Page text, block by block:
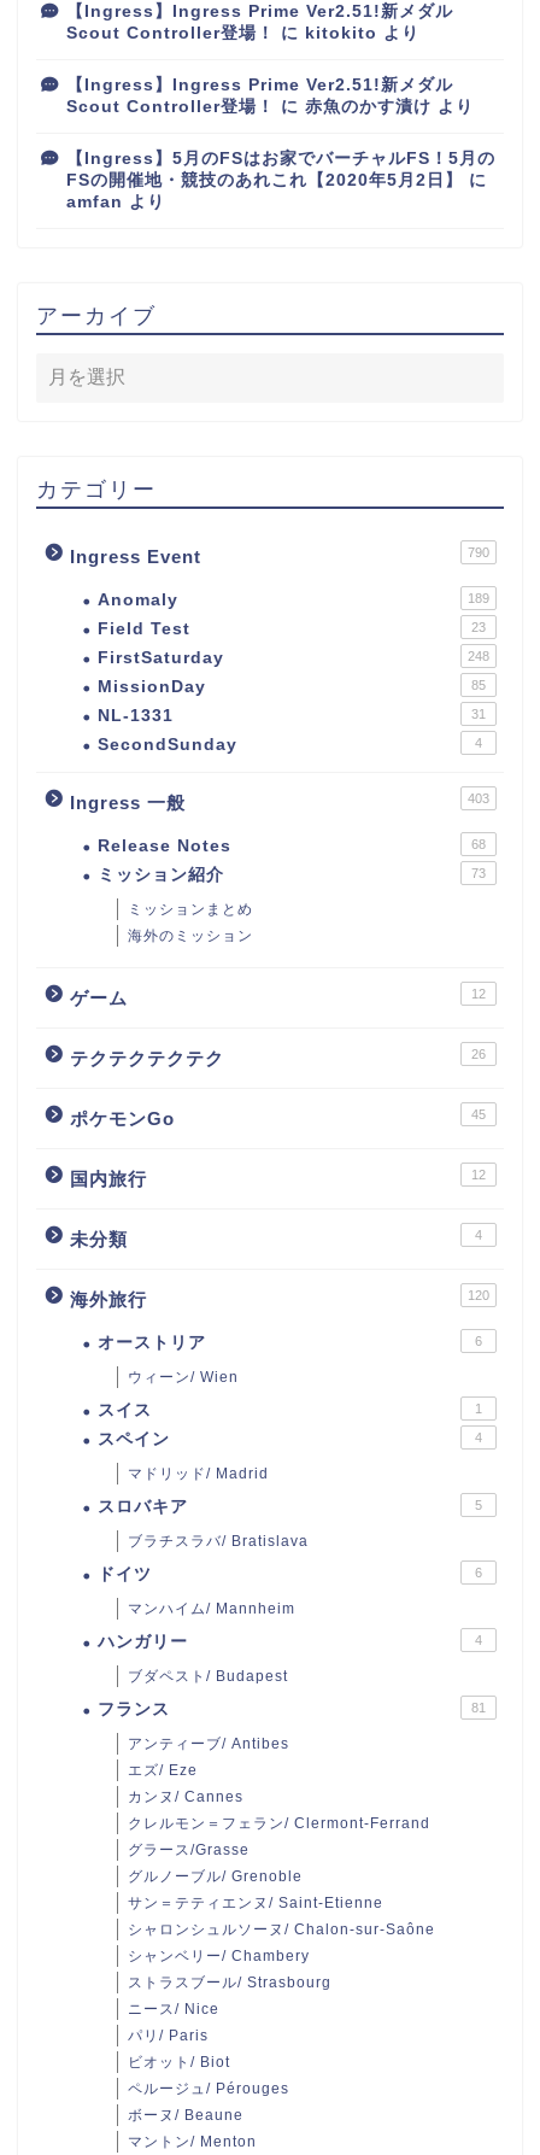
【Ingress】Ingress Prime Ver2.51!新メダル
Scout Controller登場！
に kitokito より
【Ingress】Ingress Prime Ver2.51!新メダル
Scout Controller登場！
に 赤魚のかす漬け より
【Ingress】5月のFSはお家でバーチャルFS！5月の
FSの開催地・競技のあれこれ【2020年5月2日】
に
amfan より
アーカイブ
カテゴリー
Ingress Event 790
Anomaly 189
Field Test 23
FirstSaturday 248
MissionDay 85
NL-1331 31
SecondSunday 4
Ingress 一般 403
Release Notes 68
ミッション紹介 73
ミッションまとめ
海外のミッション
ゲーム 12
テクテクテクテク 26
ポケモンGo 45
国内旅行 12
未分類 4
海外旅行 120
オーストリア 6
ウィーン/ Wien
スイス 1
スペイン 4
マドリッド/ Madrid
スロバキア 5
ブラチスラバ/ Bratislava
ドイツ 6
マンハイム/ Mannheim
ハンガリー 4
ブダペスト/ Budapest
フランス 81
アンティーブ/ Antibes
エズ/ Eze
カンヌ/ Cannes
クレルモン＝フェラン/ Clermont-Ferrand
グラース/Grasse
グルノーブル/ Grenoble
サン＝テティエンヌ/ Saint-Etienne
シャロンシュルソーヌ/ Chalon-sur-Saône
シャンベリー/ Chambery
ストラスブール/ Strasbourg
ニース/ Nice
パリ/ Paris
ビオット/ Biot
ペルージュ/ Pérouges
ボーヌ/ Beaune
マントン/ Menton